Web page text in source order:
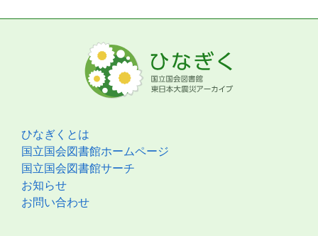
ひなぎくとは
国立国会図書館ホームページ
国立国会図書館サーチ
お知らせ
お問い合わせ